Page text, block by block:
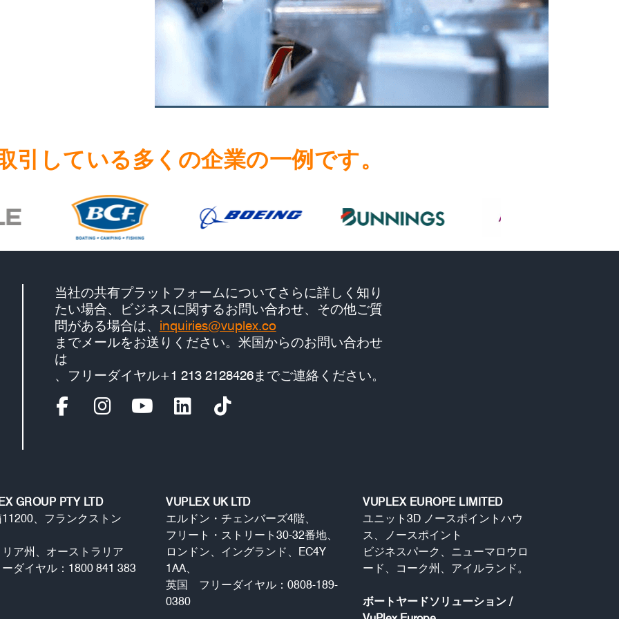
引している多くの企業の一例です。
当社の共有プラットフォームについてさらに詳しく知り
たい場合、ビジネスに関するお問い合わせ、その他ご質
問がある場合は、 inquiries@vuplex.co
までメールをお送りください。米国からのお問い合わせ
は
、フリーダイヤル+1 213 2128426までご連絡ください。
GROUP PTY LTD
、フランクストン
ア州、オーストラリア
ダイヤル：1800 841 383
VUPLEX UK LTD
エルドン・チェンバーズ4階、
フリート・ストリート30-32番地、
ロンドン、イングランド、EC4Y
1AA、
英国 フリーダイヤル：0808-189-
0380
VUPLEX EUROPE LIMITED
ユニット3D ノースポイントハウ
ス、ノースポイント
ビジネスパーク、ニューマロウロ
ード、コーク州、アイルランド。
ボートヤードソリューション /